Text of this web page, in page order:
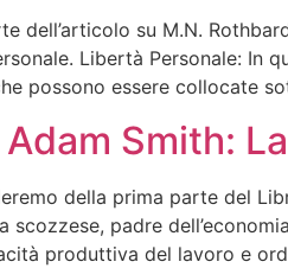
dell’articolo su M.N.
Libertà Personale: In
possono essere collocate
Smith:
della prima parte del
padre
produttiva del lavoro e